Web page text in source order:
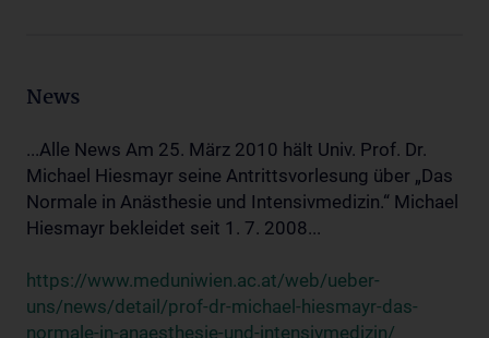
News
...Alle News Am 25. März 2010 hält Univ. Prof. Dr.
Michael Hiesmayr seine Antrittsvorlesung über „Das
Normale in Anästhesie und Intensivmedizin.“ Michael
Hiesmayr bekleidet seit 1. 7. 2008...
https://www.meduniwien.ac.at/web/ueber-
uns/news/detail/prof-dr-michael-hiesmayr-das-
normale-in-anaesthesie-und-intensivmedizin/